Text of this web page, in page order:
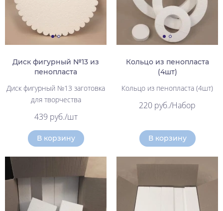
Диск фигурный №13 из
пенопласта
Диск фигурный №13 заготовка
для творчества
439 руб./шт
В корзину
Кольцо из пенопласта
(4шт)
Кольцо из пенопласта (4шт)
220 руб./Набор
В корзину